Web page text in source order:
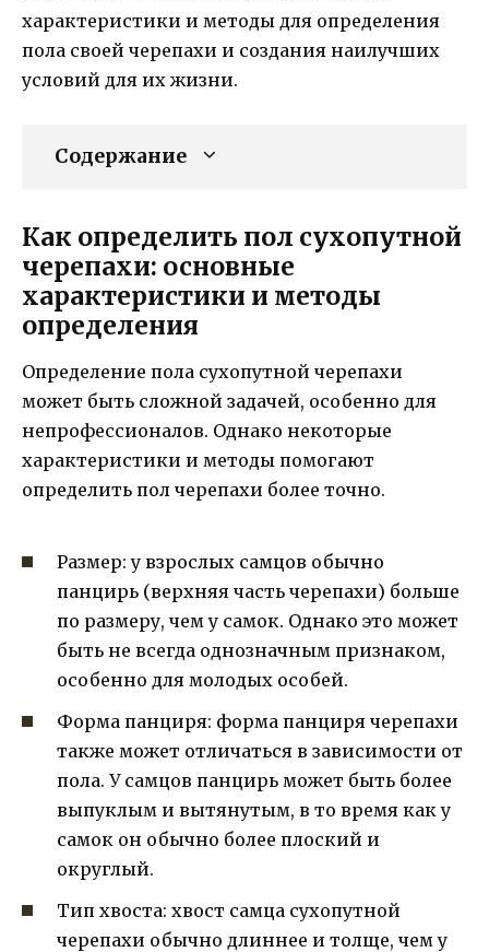
характеристики и методы для определения
пола своей черепахи и создания наилучших
условий для их жизни.
Содержание
Как определить пол сухопутной
черепахи: основные
характеристики и методы
определения
Определение пола сухопутной черепахи
может быть сложной задачей, особенно для
непрофессионалов. Однако некоторые
характеристики и методы помогают
определить пол черепахи более точно.
Размер: у взрослых самцов обычно
панцирь (верхняя часть черепахи) больше
по размеру, чем у самок. Однако это может
быть не всегда однозначным признаком,
особенно для молодых особей.
Форма панциря: форма панциря черепахи
также может отличаться в зависимости от
пола. У самцов панцирь может быть более
выпуклым и вытянутым, в то время как у
самок он обычно более плоский и
округлый.
Тип хвоста: хвост самца сухопутной
черепахи обычно длиннее и толще, чем у